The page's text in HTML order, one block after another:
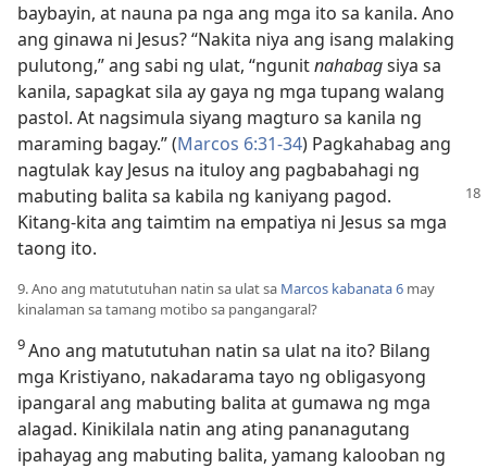
baybayin, at nauna pa nga ang mga ito sa kanila. Ano
ang ginawa ni Jesus? “Nakita niya ang isang malaking
pulutong,” ang sabi ng ulat, “ngunitnahabagsiya sa
kanila, sapagkat sila ay gaya ng mga tupang walang
pastol. At nagsimula siyang magturo sa kanila ng
maraming bagay.” (Marcos 6:31-34) Pagkahabag ang
nagtulak kay Jesus na ituloy ang pagbabahagi ng
mabuting balita sa kabila ng kaniyang pagod.
Kitang-kita ang taimtim na empatiya ni Jesus sa mga
taong ito.
9. Ano ang matututuhan natin sa ulat sa Marcos kabanata 6 may
kinalaman sa tamang motibo sa pangangaral?
9Ano ang matututuhan natin sa ulat na ito? Bilang
mga Kristiyano, nakadarama tayo ng obligasyong
ipangaral ang mabuting balita at gumawa ng mga
alagad. Kinikilala natin ang ating pananagutang
ipahayag ang mabuting balita, yamang kalooban ng